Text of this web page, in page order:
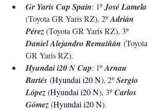
Gr Yaris Cup Spain: 1º José Lamela
(Toyota GR Yaris RZ), 2º Adrián
Pérez (Toyota GR Yaris RZ), 3º
Daniel Alejandro Remuiñán (Toyota
GR Yaris RZ).
Hyundai i20 N Cup: 1º Arnau
Bartés (Hyundai i20 N), 2º Sergio
López (Hyundai i20 N), 3º Carlos
Gómez (Hyundai i20 N).